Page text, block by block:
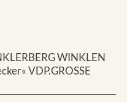
WINKLEN
VDP.GROSSE